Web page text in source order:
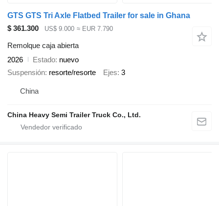
GTS GTS Tri Axle Flatbed Trailer for sale in Ghana
$ 361.300
US$ 9.000 ≈ EUR 7.790
Remolque caja abierta
2026
Estado nuevo
Suspensión resorte/resorte Ejes 3
China
China Heavy Semi Trailer Truck Co., Ltd.